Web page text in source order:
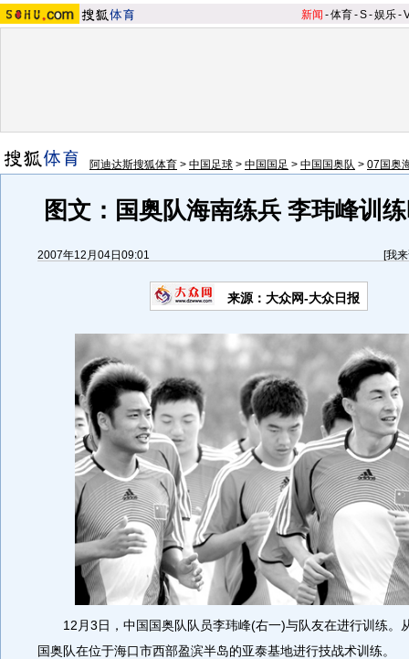
新闻 -体育-S-娱乐-
阿迪达斯搜狐体育 > 中国足球 > 中国国足 > 中国国奥队 > 07国奥
图文：国奥队海南练兵 李玮峰训
2007年12月04日09:01 [我
来源：大众网-大众日报
12月3日，中国国奥队队员李玮峰(右一)与队友在进行训练。
国奥队在位于海口市西部盈滨半岛的亚泰基地进行技战术训练。